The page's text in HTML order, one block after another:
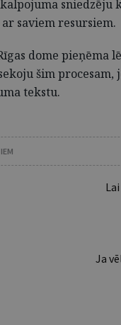
saviem resursiem.
dome
šim
tekstu.
Ja